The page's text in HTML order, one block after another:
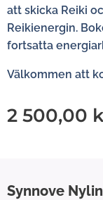
att skicka Reiki
Reikienergin.
fortsatta
Välkommen att
2 500,00
Synnove Nylin